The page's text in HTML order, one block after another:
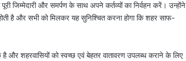
जिम्मेदारी और समर्पण के साथ अपने कर्तव्यों का निर्वहन करें। उन्होंने
है और सभी को मिलकर यह सुनिश्चित करना होगा कि शहर साफ-
शहरवासियों को स्वच्छ एवं बेहतर वातावरण उपलब्ध कराने के लिए